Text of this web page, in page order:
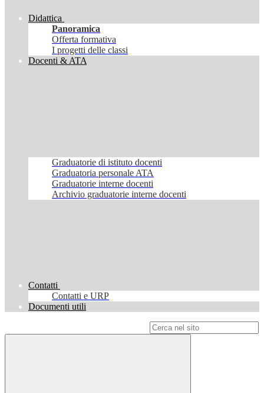
Didattica
Panoramica
Offerta formativa
I progetti delle classi
Docenti & ATA
Graduatorie di istituto docenti
Graduatoria personale ATA
Graduatorie interne docenti
Archivio graduatorie interne docenti
Contatti
Contatti e URP
Documenti utili